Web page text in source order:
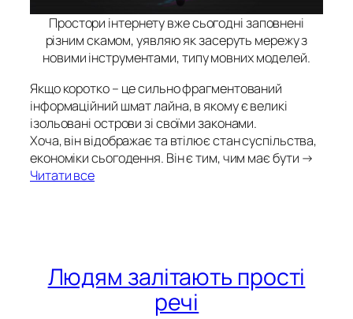
Простори інтернету вже сьогодні заповнені
різним скамом, уявляю як засеруть мережу з
новими інструментами, типу мовних моделей.
Якщо коротко – це сильно фрагментований
інформаційний шмат лайна, в якому є великі
ізольовані острови зі своїми законами.
Хоча, він відображає та втілює стан суспільства,
економіки сьогодення. Він є тим, чим має бути →
Читати все
Людям залітають прості
речі